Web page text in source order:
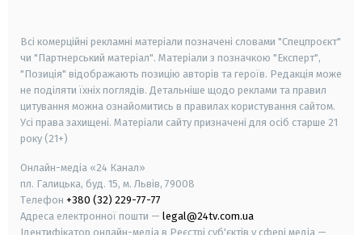
Всі комерційні рекламні матеріали позначені словами "Спецпроєкт"
чи "Партнерський матеріал". Матеріали з позначкою "Експерт",
"Позиція" відображають позицію авторів та героїв. Редакція може
не поділяти їхніх поглядів. Детальніше щодо реклами та правил
цитування можна ознайомитись в правилах користування сайтом.
Усі права захищені. Матеріали сайту призначені для осіб старше 21
року (21+)
Онлайн-медіа «24 Канал»
пл. Галицька, буд. 15, м. Львів, 79008
Телефон +380 (32) 229-77-77
Адреса електронної пошти — legal@24tv.com.ua
Ідентифікатор онлайн-медіа в Реєстрі суб'єктів у сфері медіа —